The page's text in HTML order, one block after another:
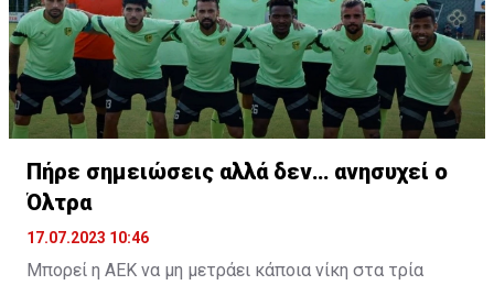
Πήρε σημειώσεις αλλά δεν… ανησυχεί ο
Όλτρα
17.07.2023 10:46
Μπορεί η ΑΕΚ να μη μετράει κάποια νίκη στα τρία